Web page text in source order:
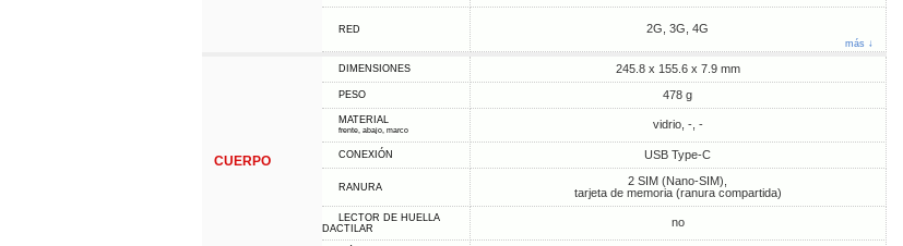
RED 2G, 3G, 4G
más ↓
CUERPO
DIMENSIONES 245.8 x 155.6 x 7.9 mm
PESO 478 g
MATERIAL
frente, abajo, marco vidrio, -, -
CONEXIÓN USB Type-C
RANURA
2 SIM (Nano-SIM),
tarjeta de memoria (ranura compartida)
LECTOR DE HUELLA
DACTILAR
no